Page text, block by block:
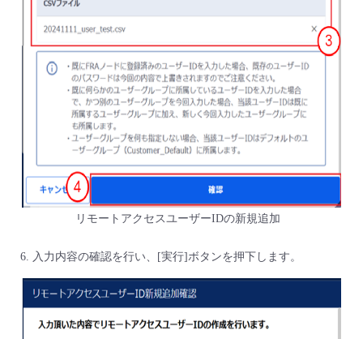
リモートアクセスユーザーIDの新規追加
入力内容の確認を行い、[実行]ボタンを押下します。